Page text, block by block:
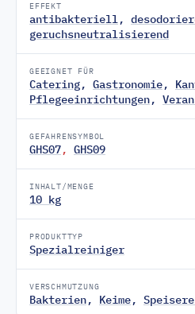
EFFEKT
antibakteriell,
geruchsneutralisierend
GEEIGNET FÜR
Catering, Gastronomie,
Pflegeeinrichtungen,
GEFAHRENSYMBOL
GHS07, GHS09
INHALT/MENGE
10 kg
PRODUKTTYP
Spezialreiniger
VERSCHMUTZUNG
Bakterien, Keime,